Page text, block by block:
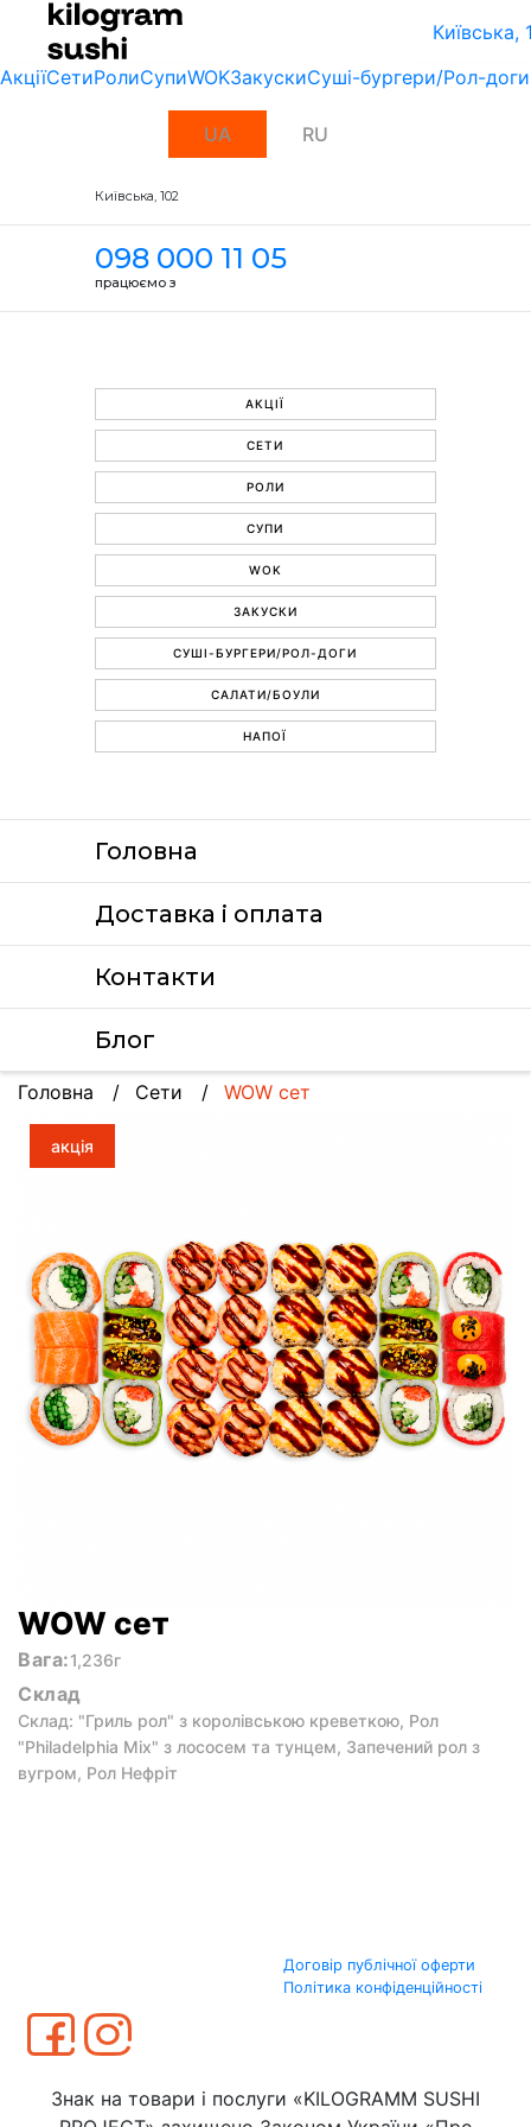
Київська,
АкціїСетиРолиСупиWOKЗакускиСуші-бургери/Рол-доги
UA RU
Київська, 102
098 000 11 05
працюємо з
АКЦІЇ
СЕТИ
РОЛИ
СУПИ
WOK
ЗАКУСКИ
СУШІ-БУРГЕРИ/РОЛ-ДОГИ
САЛАТИ/БОУЛИ
НАПОЇ
Головна
Доставка i оплата
Контакти
Блог
Головна Сети WOW сет
акція
WOW сет
Вага:1,236г
Склад
Склад: "Гриль рол" з королівською креветкою, Рол
"Philadelphia Mix" з лососем та тунцем, Запечений рол з
вугром, Рол Нефріт
Договір публічної оферти
Політика конфіденційності
Знак на товари і послуги «KILOGRAMM SUSHI